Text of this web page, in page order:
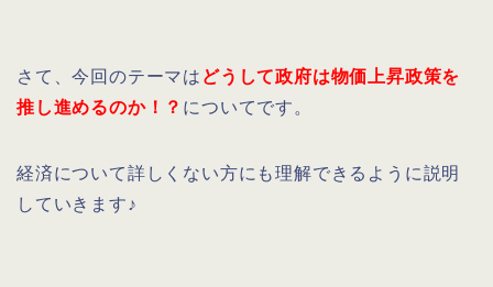
さて、今回のテーマは どうして政府は物価上昇政策を
推し進めるのか！？ についてです。
経済について詳しくない方にも理解できるように説明
していきます♪